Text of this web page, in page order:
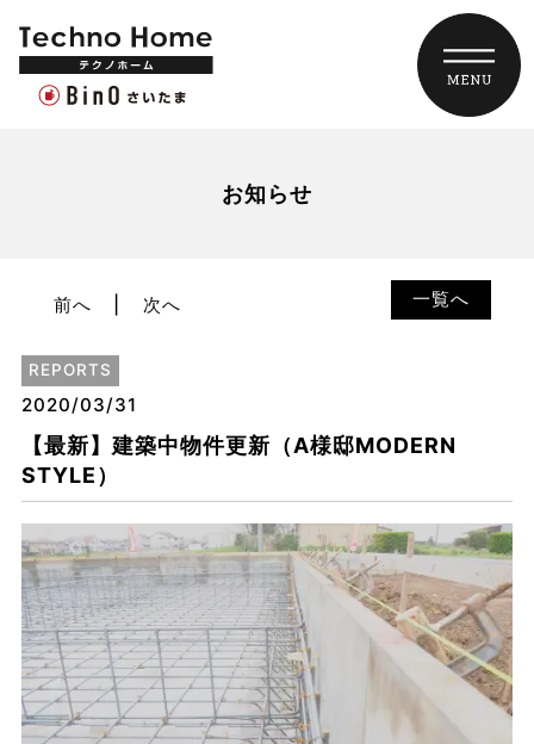
お知らせ
一覧へ
前へ 次へ
REPORTS
2020/03/31
【最新】建築中物件更新（A様邸MODERN
STYLE）